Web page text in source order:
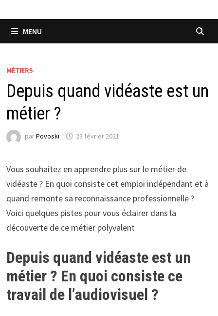
MENU
MÉTIERS
Depuis quand vidéaste est un
métier ?
parPovoski 23 février 2021
Vous souhaitez en apprendre plus sur le métier de
vidéaste ? En quoi consiste cet emploi indépendant et à
quand remonte sa reconnaissance professionnelle ?
Voici quelques pistes pour vous éclairer dans la
découverte de ce métier polyvalent
Depuis quand vidéaste est un
métier ? En quoi consiste ce
travail de l’audiovisuel ?